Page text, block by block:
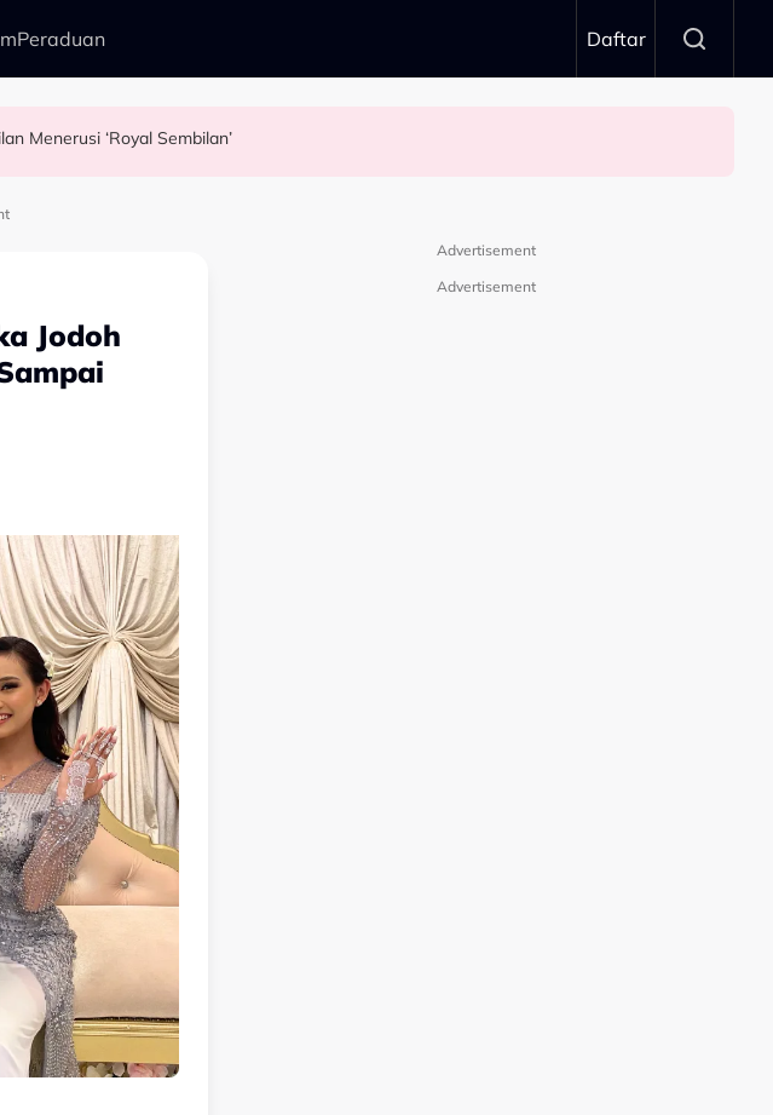
Peraduan Daftar
Usia 74 tahun Bukan Penghalang, Tunku Puteri Jawahir Hidupkan Warisan Negeri Sembilan Menerusi ‘Royal Sembilan’
Jodoh
Advertisement
Advertisement